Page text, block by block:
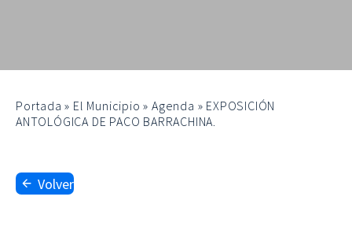
Portada » El Municipio »Agenda » EXPOSICIÓN
ANTOLÓGICA DE PACO BARRACHINA.
Volver